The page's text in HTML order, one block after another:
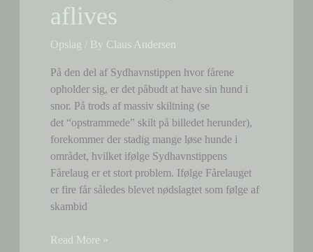
aflives
Opslag / By Claus Andersen
På den del af Sydhavnstippen hvor fårene
opholder sig, er det påbudt at have sin hund i
snor. På trods af massiv skiltning (se
det “opstrammede” skilt på billedet herunder),
forekommer der stadig mange løse hunde i
området, hvilket ifølge Sydhavnstippens
Fårelaug er et stort problem. Ifølge Fårelauget
er fire får således blevet nødslagtet som følge af
skambid
Løse
Read More »